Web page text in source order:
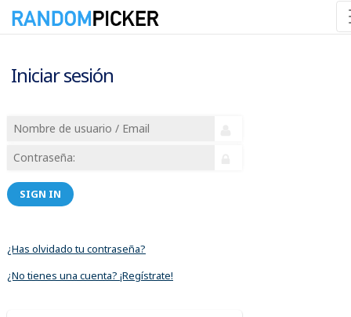
Iniciar sesión
SIGN IN
¿Has olvidado tu contraseña?
¿No tienes una cuenta? ¡Regístrate!